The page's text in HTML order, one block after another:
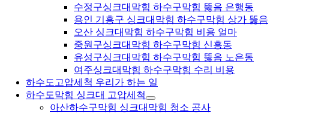
수정구싱크대막힘 하수구막힘 뚫음 은행동
용인 기흥구 싱크대막힘 하수구막힘 상가 뚫음
오산 싱크대막힘 하수구막힘 비용 얼마
중원구싱크대막힘 하수구막힘 신흥동
유성구싱크대막힘 하수구막힘 뚫음 노은동
여주싱크대막힘 하수구막힘 수리 비용
하수도고압세척 우리가 하는 일
하수도막힘 싱크대 고압세척
아산하수구막힘 싱크대막힘 청소 공사